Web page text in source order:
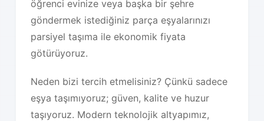
öğrenci evinize veya başka bir şehre
göndermek istediğiniz parça eşyalarınızı
parsiyel taşıma ile ekonomik fiyata
götürüyoruz.
Neden bizi tercih etmelisiniz? Çünkü sadece
eşya taşımıyoruz; güven, kalite ve huzur
taşıyoruz. Modern teknolojik altyapımız,